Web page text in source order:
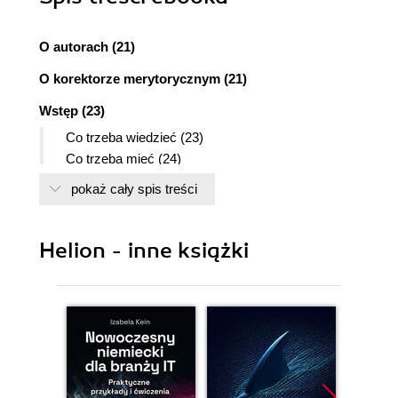
O autorach (21)
O korektorze merytorycznym (21)
Wstęp (23)
Co trzeba wiedzieć (23)
Co trzeba mieć (24)
Konwencje typograficzne (24)
Konwencje dotyczące klawiatury (24)
Co oznaczają ikony (26)
Część I: Podstawowe informacje o formułach
(27)
Część II: Stosowanie funkcji w formułach (27)
Część III: Formuły finansowe (27)
Część IV: Formuły tablicowe (27)
Część V: Różne techniki wykorzystania
pokaż cały spis treści
Helion - inne książki